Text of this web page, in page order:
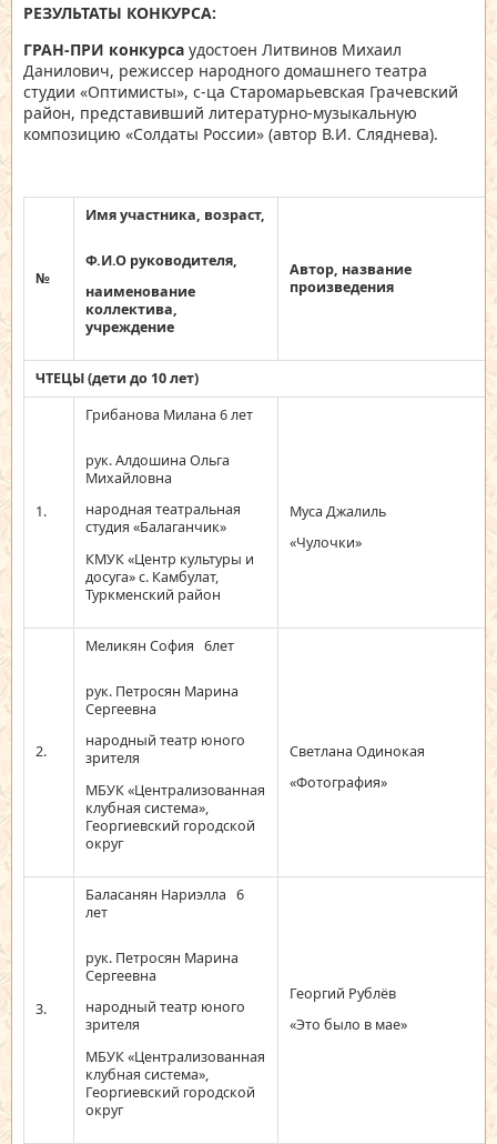
РЕЗУЛЬТАТЫ КОНКУРСА:
ГРАН-ПРИ конкурса удостоен Литвинов Михаил
Данилович, режиссер народного домашнего театра
студии «Оптимисты», с-ца Старомарьевская Грачевский
район, представивший литературно-музыкальную
композицию «Солдаты России» (автор В.И. Сляднева).
№
Имя участника, возраст,
Ф.И.О руководителя,
наименование
коллектива,
учреждение
Автор, название
произведения
ЧТЕЦЫ (дети до 10 лет)
1.
Грибанова Милана 6 лет
рук. Алдошина Ольга
Михайловна
народная театральная
студия «Балаганчик»
КМУК «Центр культуры и
досуга» с. Камбулат,
Туркменский район
Муса Джалиль
«Чулочки»
2.
Меликян София 6лет
рук. Петросян Марина
Сергеевна
народный театр юного
зрителя
МБУК «Централизованная
клубная система»,
Георгиевский городской
округ
Светлана Одинокая
«Фотография»
3.
Баласанян Нариэлла 6
лет
рук. Петросян Марина
Сергеевна
народный театр юного
зрителя
МБУК «Централизованная
клубная система»,
Георгиевский городской
округ
Георгий Рублёв
«Это было в мае»